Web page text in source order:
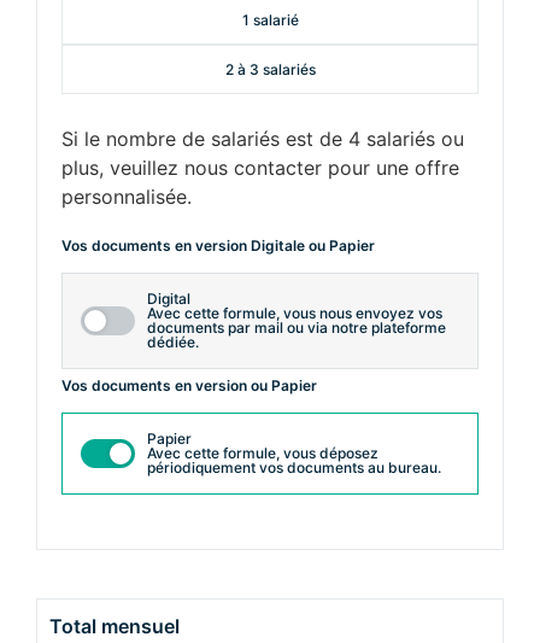
1 salarié
2 à 3 salariés
Si le nombre de salariés est de 4 salariés ou
plus, veuillez nous contacter pour une offre
personnalisée.
Vos documents en version Digitale ou Papier
Digital
Avec cette formule, vous nous envoyez vos
documents par mail ou via notre plateforme
dédiée.
Vos documents en version ou Papier
Papier
Avec cette formule, vous déposez
périodiquement vos documents au bureau.
Total mensuel